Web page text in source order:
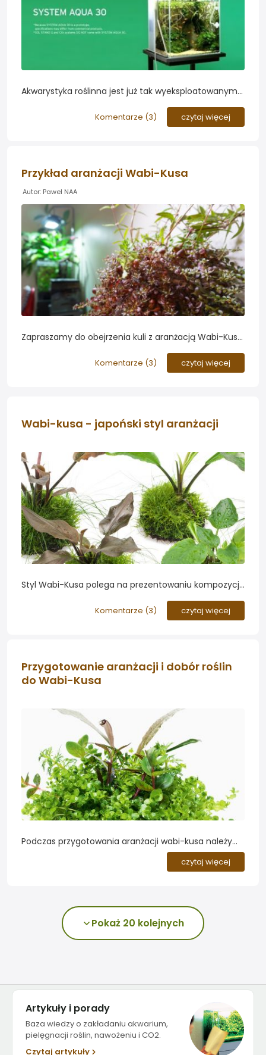
Akwarystyka roślinna jest już tak wyeksploatowanym
nowego. Z tego powodu ostatnimi czasy nie mieliśmy
okazji obserwować nowych trendów czy
Komentarze (3) czytaj więcej
Przykład aranżacji Wabi-Kusa
Autor: Pawel NAA
Zapraszamy do obejrzenia kuli z aranżacją Wabi-Kusa
Forumowicz - Paweł Iglewski, miłośnik aranżacji
Amano prowadzi ją na podłożu Amazonia z
Komentarze (3) czytaj więcej
Wabi-kusa - japoński styl aranżacji
Styl Wabi-Kusa polega na prezentowaniu kompozycji
tylko częściowo wodą. Jest to metoda aranżacyjna
bardzo oszczędna w środki - w oryginalnej formie nie
Komentarze (3) czytaj więcej
Przygotowanie aranżacji i dobór roślin
do Wabi-Kusa
Podczas przygotowania aranżacji wabi-kusa należy
kierować się kilkoma bardzo prostymi zasadami, które
czytaj więcej
Pokaż 20 kolejnych
Artykuły i porady
Baza wiedzy o zakładaniu akwarium,
pielęgnacji roślin, nawożeniu i CO2.
Czytaj artykuły